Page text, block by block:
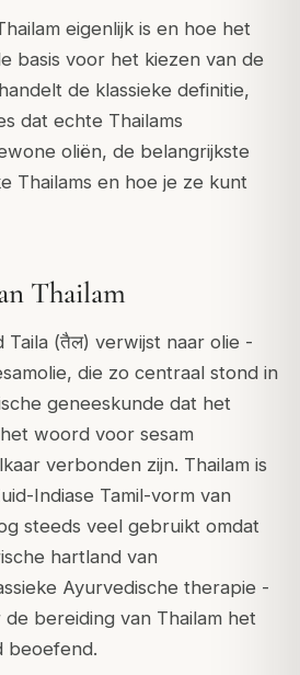
eigenlijk is en hoe het
basis voor het kiezen van de
de klassieke definitie,
dat echte Thailams
oliën, de belangrijkste
Thailams en hoe je ze kunt
Thailam
Taila (तैल) verwijst naar olie -
die zo centraal stond in
geneeskunde dat het
woord voor sesam
verbonden zijn. Thailam is
Indiase Tamil-vorm van
steeds veel gebruikt omdat
hartland van
Ayurvedische therapie -
bereiding van Thailam het
beoefend.